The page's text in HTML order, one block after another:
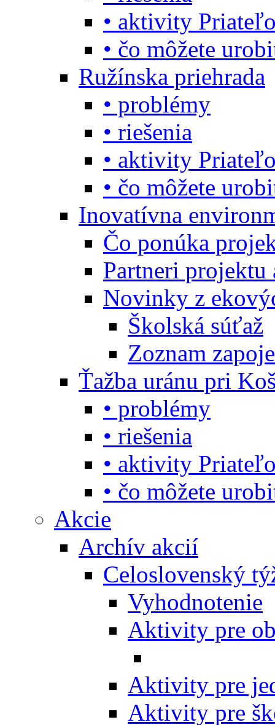
• aktivity
• čo môžete
Ružínska priehrada
• problémy
• riešenia
• aktivity
• čo môžete
Inovatívna
Čo ponúka
Partneri projektu
Novinky z
Školská súťaž
Zoznam
Ťažba uránu pri
• problémy
• riešenia
• aktivity
• čo môžete
Akcie
Archív akcií
Celoslovenský
Vyhodnotenie
Aktivity pre
Aktivity pre
Aktivity pre